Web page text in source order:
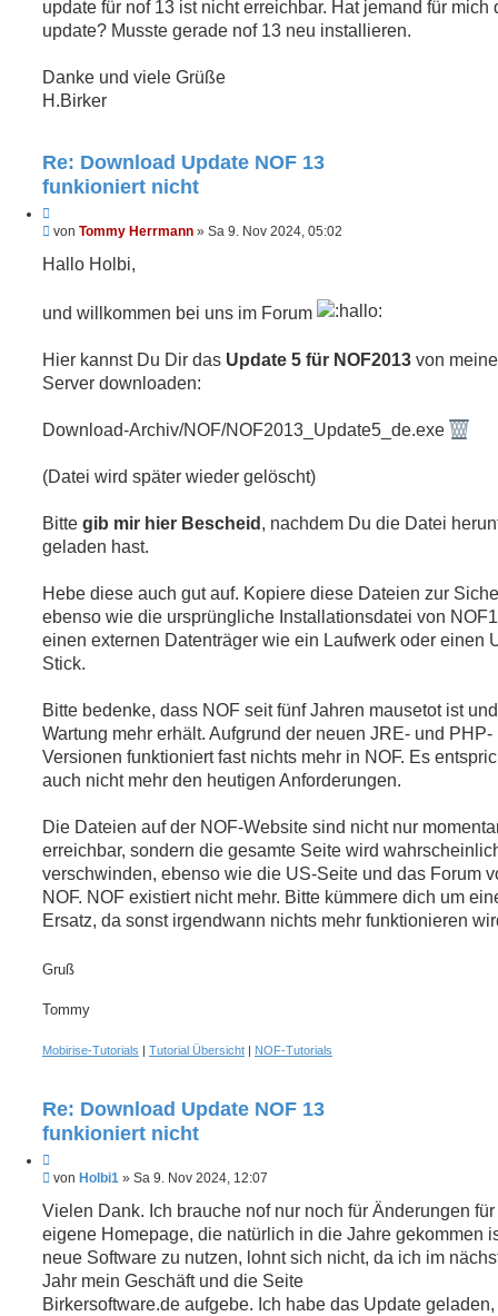
e
n
s
e
r
B
e
r
a
g
update für nof 13 ist nicht erreichbar. Hat jemand für mich
update? Musste gerade nof 13 neu installieren.
Danke und viele Grüße
H.Birker
Re: Download Update NOF 13
funkioniert nicht
i
r
U
g
e
s
n
e
r
i
a
von Tommy Herrmann » Sa 9. Nov 2024, 05:02
Hallo Holbi,
und willkommen bei uns im Forum
Hier kannst Du Dir das Update 5 für NOF2013 von
Server downloaden:
Download-Archiv/NOF/NOF2013_Update5_de.exe
(Datei wird später wieder gelöscht)
Bitte gib mir hier Bescheid , nachdem Du die Datei
geladen hast.
Hebe diese auch gut auf. Kopiere diese Dateien zur
ebenso wie die ursprüngliche Installationsdatei von
einen externen Datenträger wie ein Laufwerk oder einen
Stick.
Bitte bedenke, dass NOF seit fünf Jahren mausetot ist
Wartung mehr erhält. Aufgrund der neuen JRE- und PHP-
Versionen funktioniert fast nichts mehr in NOF. Es
auch nicht mehr den heutigen Anforderungen.
Die Dateien auf der NOF-Website sind nicht nur
erreichbar, sondern die gesamte Seite wird
verschwinden, ebenso wie die US-Seite und das Forum
NOF. NOF existiert nicht mehr. Bitte kümmere dich um
Ersatz, da sonst irgendwann nichts mehr funktionieren
Gruß
Tommy
Mobirise-Tutorials | Tutorial Übersicht | NOF-Tutorials
Re: Download Update NOF 13
funkioniert nicht
i
e
r
e
n
U
g
e
l
e
s
e
n
von Holbi1 » Sa 9. Nov 2024, 12:07
Vielen Dank. Ich brauche nof nur noch für Änderungen
eigene Homepage, die natürlich in die Jahre gekommen
neue Software zu nutzen, lohnt sich nicht, da ich im
Jahr mein Geschäft und die Seite
Birkersoftware.de aufgebe. Ich habe das Update geladen,